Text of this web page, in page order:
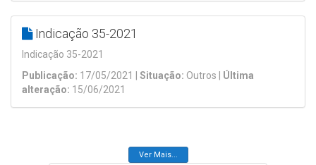
Indicação 35-2021
Indicação 35-2021
Publicação: 17/05/2021 | Situação: Outros | Última
alteração: 15/06/2021
Ver Mais...